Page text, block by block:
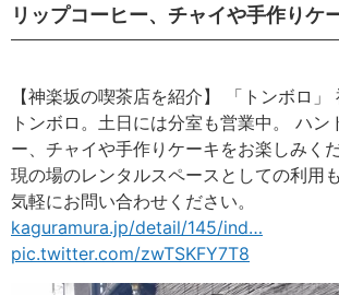
リップコーヒー、チャイや手作りケ
【神楽坂の喫茶店を紹介】 「トンボロ
トンボロ。土日には分室も営業中。 ハン
ー、チャイや手作りケーキをお楽しみく
現の場のレンタルスペースとしての利用
気軽にお問い合わせください。
kaguramura.jp/detail/145/ind…
pic.twitter.com/zwTSKFY7T8